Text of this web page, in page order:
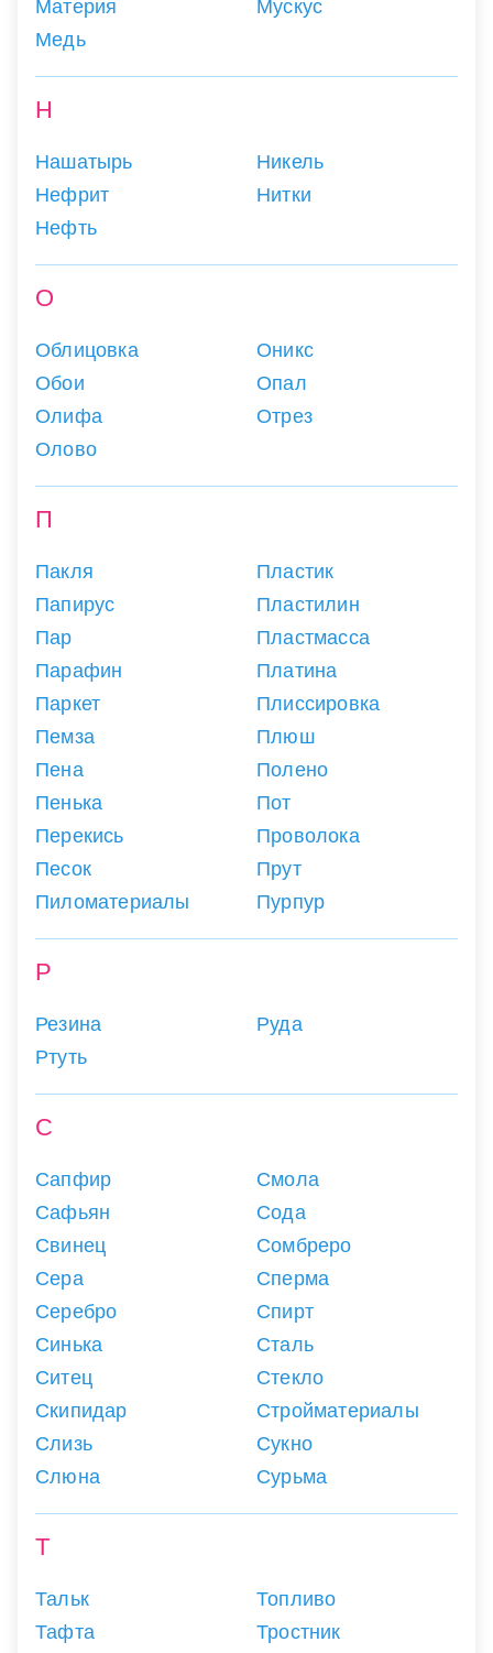
Материя
Медь
Мускус
Н
Нашатырь
Нефрит
Нефть
Никель
Нитки
О
Облицовка
Обои
Олифа
Олово
Оникс
Опал
Отрез
П
Пакля
Папирус
Пар
Парафин
Паркет
Пемза
Пена
Пенька
Перекись
Песок
Пиломатериалы
Пластик
Пластилин
Пластмасса
Платина
Плиссировка
Плюш
Полено
Пот
Проволока
Прут
Пурпур
Р
Резина
Ртуть
Руда
С
Сапфир
Сафьян
Свинец
Сера
Серебро
Синька
Ситец
Скипидар
Слизь
Слюна
Смола
Сода
Сомбреро
Сперма
Спирт
Сталь
Стекло
Стройматериалы
Сукно
Сурьма
Т
Тальк
Тафта
Топливо
Тростник